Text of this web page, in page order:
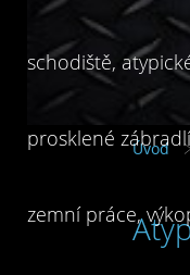
schodiště,
prosklené
zemní práce,
Úvod